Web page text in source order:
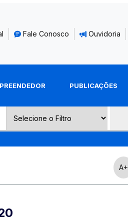
Fale Conosco Ouvidoria
PUBLICAÇÕES
A+